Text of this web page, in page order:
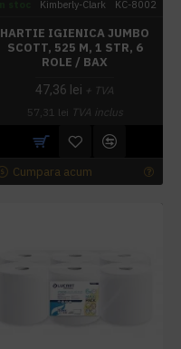
Kimberly-Clark KC-8002
HARTIE IGIENICA JUMBO
SCOTT, 525 M, 1 STR, 6
ROLE / BAX
47,36 lei + TVA
57,31 lei TVA inclus
Cumpara acum